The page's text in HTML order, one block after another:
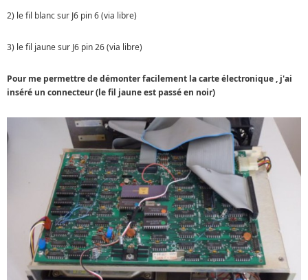
2) le fil blanc sur J6 pin 6 (via libre)
3) le fil jaune sur J6 pin 26 (via libre)
Pour me permettre de démonter facilement la carte électronique , j'ai
inséré un connecteur (le fil jaune est passé en noir)